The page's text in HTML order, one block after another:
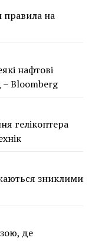
правила на
нафтові
– Bloomberg
гелікоптера
зниклими
де